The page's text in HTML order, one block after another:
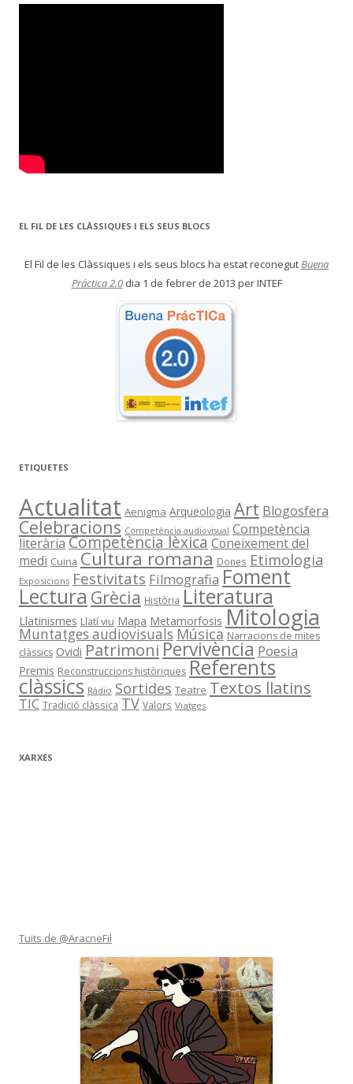
EL FIL DE LES CLÀSSIQUES I ELS SEUS BLOCS
El Fil de les Clàssiques i els seus blocs ha estat reconegutBuena
Práctica 2.0 dia 1 de febrer de 2013 per INTEF
ETIQUETES
Actualitat Aenigma Arqueologia Art Blogosfera
Celebracions Competència audiovisual Competència
literària Competència lèxica Coneixement del
medi Cuina Cultura romana Dones Etimologia
Exposicions Festivitats Filmografia Foment
Lectura Grècia Història Literatura
Llatinismes Llatí viu Mapa Metamorfosis Mitologia
Muntatges audiovisuals Música Narracions de mites
clàssics Ovidi Patrimoni Pervivència Poesia
Premis Reconstruccions històriques Referents
clàssics Ràdio Sortides Teatre Textos llatins
TIC Tradició clàssica TV Valors Viatges
XARXES
Tuits de @AracneFil